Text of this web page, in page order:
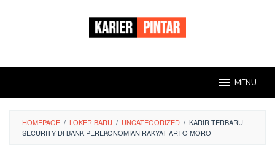
MENU
HOMEPAGE / LOKER BARU / UNCATEGORIZED / KARIR TERBARU
SECURITY DI BANK PEREKONOMIAN RAKYAT ARTO MORO